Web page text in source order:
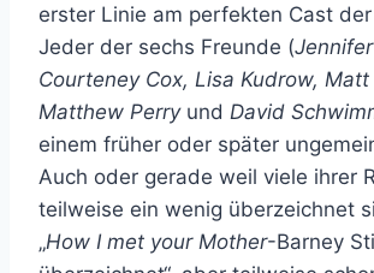
erster Linie am perfekten Cast
Jeder der sechs Freunde (
Courteney Cox, Lisa Kudrow, Matt
Matthew Perryund David
einem früher oder später
Auch oder gerade weil viele ihrer
teilweise ein wenig überzeichnet
„How I met your Mother-Barney